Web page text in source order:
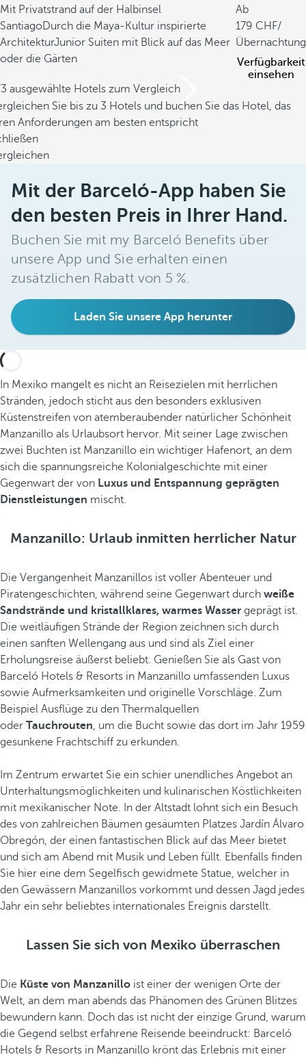
Mit Privatstrand auf der Halbinsel
SantiagoDurch die Maya-Kultur inspirierte
ArchitekturJunior Suiten mit Blick auf das Meer
oder die Gärten
Ab
179
/
Übernachtung
Verfügbarkeit
einsehen
ausgewählte Hotels zum Vergleich
Sie bis zu 3 Hotels und buchen Sie das Hotel, das
Anforderungen am besten entspricht
Mit der Barceló-App haben Sie
den besten Preis in Ihrer Hand.
Buchen Sie mit my Barceló Benefits über
unsere App und Sie erhalten einen
zusätzlichen Rabatt von 5 %.
Laden Sie unsere App herunter
In Mexiko mangelt es nicht an Reisezielen mit herrlichen
Stränden, jedoch sticht aus den besonders exklusiven
Küstenstreifen von atemberaubender natürlicher Schönheit
Manzanillo als Urlaubsort hervor. Mit seiner Lage zwischen
zwei Buchten ist Manzanillo ein wichtiger Hafenort, an dem
sich die spannungsreiche Kolonialgeschichte mit einer
Gegenwart der von Luxus und Entspannung geprägten
Dienstleistungen mischt.
Manzanillo: Urlaub inmitten herrlicher Natur
Die Vergangenheit Manzanillos ist voller Abenteuer und
Piratengeschichten, während seine Gegenwart durch weiße
Sandstrände und kristallklares, warmes Wasser geprägt ist.
Die weitläufigen Strände der Region zeichnen sich durch
einen sanften Wellengang aus und sind als Ziel einer
Erholungsreise äußerst beliebt. Genießen Sie als Gast von
Barceló Hotels & Resorts in Manzanillo umfassenden Luxus
sowie Aufmerksamkeiten und originelle Vorschläge. Zum
Beispiel Ausflüge zu den Thermalquellen
oder Tauchrouten, um die Bucht sowie das dort im Jahr 1959
gesunkene Frachtschiff zu erkunden.
Im Zentrum erwartet Sie ein schier unendliches Angebot an
Unterhaltungsmöglichkeiten und kulinarischen Köstlichkeiten
mit mexikanischer Note. In der Altstadt lohnt sich ein Besuch
des von zahlreichen Bäumen gesäumten Platzes Jardín Álvaro
Obregón, der einen fantastischen Blick auf das Meer bietet
und sich am Abend mit Musik und Leben füllt. Ebenfalls finden
Sie hier eine dem Segelfisch gewidmete Statue, welcher in
den Gewässern Manzanillos vorkommt und dessen Jagd jedes
Jahr ein sehr beliebtes internationales Ereignis darstellt.
Lassen Sie sich von Mexiko überraschen
Die Küste von Manzanillo ist einer der wenigen Orte der
Welt, an dem man abends das Phänomen des Grünen Blitzes
bewundern kann. Doch das ist nicht der einzige Grund, warum
die Gegend selbst erfahrene Reisende beeindruckt: Barceló
Hotels & Resorts in Manzanillo krönt das Erlebnis mit einer